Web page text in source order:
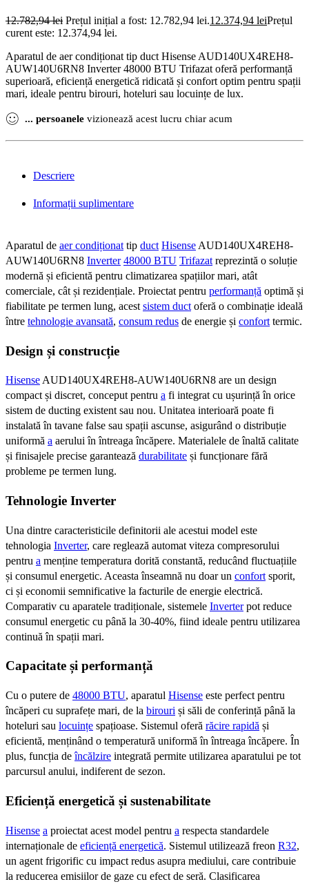
12.782,94lei Prețul inițial a fost: 12.782,94 lei.12.374,94 leiPrețul
curent este: 12.374,94 lei.
Aparatul de aer condiționat tip duct Hisense AUD140UX4REH8-
AUW140U6RN8 Inverter 48000 BTU Trifazat oferă performanță
superioară, eficiență energetică ridicată și confort optim pentru spații
mari, ideale pentru birouri, hoteluri sau locuințe de lux.
... persoanele vizionează acest lucru chiar acum
Descriere
Informații suplimentare
Aparatul de aer condiționat tip duct Hisense AUD140UX4REH8-
AUW140U6RN8 Inverter 48000 BTU Trifazat reprezintă o soluție
modernă și eficientă pentru climatizarea spațiilor mari, atât
comerciale, cât și rezidențiale. Proiectat pentru performanță optimă și
fiabilitate pe termen lung, acest sistem duct oferă o combinație ideală
între tehnologie avansată, consum redus de energie și confort termic.
Design și construcție
Hisense AUD140UX4REH8-AUW140U6RN8 are un design
compact și discret, conceput pentru a fi integrat cu ușurință în orice
sistem de ducting existent sau nou. Unitatea interioară poate fi
instalată în tavane false sau spații ascunse, asigurând o distribuție
uniformă a aerului în întreaga încăpere. Materialele de înaltă calitate
și finisajele precise garantează durabilitate și funcționare fără
probleme pe termen lung.
Tehnologie Inverter
Una dintre caracteristicile definitorii ale acestui model este
tehnologia Inverter, care reglează automat viteza compresorului
pentru a menține temperatura dorită constantă, reducând fluctuațiile
și consumul energetic. Aceasta înseamnă nu doar un confort sporit,
ci și economii semnificative la facturile de energie electrică.
Comparativ cu aparatele tradiționale, sistemele Inverterpot reduce
consumul energetic cu până la 30-40%, fiind ideale pentru utilizarea
continuă în spații mari.
Capacitate și performanță
Cu o putere de 48000 BTU, aparatul Hisense este perfect pentru
încăperi cu suprafețe mari, de la birouri și săli de conferință până la
hoteluri sau locuințe spațioase. Sistemul oferă răcire rapidă și
eficientă, menținând o temperatură uniformă în întreaga încăpere. În
plus, funcția deîncălzire integrată permite utilizarea aparatului pe tot
parcursul anului, indiferent de sezon.
Eficiență energetică și sustenabilitate
Hisense a proiectat acest model pentru a respecta standardele
internaționale de eficiență energetică. Sistemul utilizează freon R32,
un agent frigorific cu impact redus asupra mediului, care contribuie
la reducerea emisiilor de gaze cu efect de seră. Clasificarea